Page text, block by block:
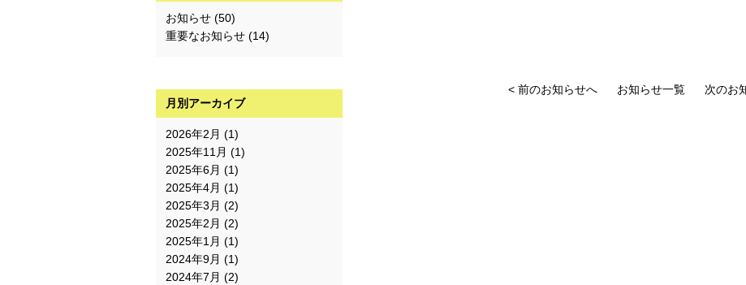
< 前のお知らせへ お知らせ一覧 次のお
お知らせ (50)
重要なお知らせ (14)
月別アーカイブ
2026年2月 (1)
2025年11月 (1)
2025年6月 (1)
2025年4月 (1)
2025年3月 (2)
2025年2月 (2)
2025年1月 (1)
2024年9月 (1)
2024年7月 (2)